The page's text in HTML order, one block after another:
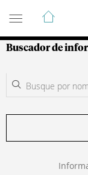
Guía de
Buscador de